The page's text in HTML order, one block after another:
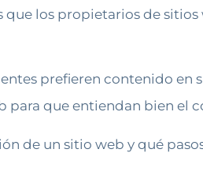
que los propietarios de
prefieren contenido en
para que entiendan bien el
de un sitio web y qué